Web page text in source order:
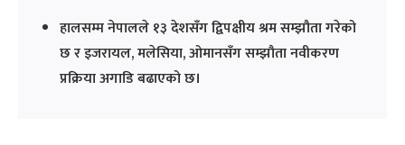
हालसम्म नेपालले १३ देशसँग द्विपक्षीय श्रम सम्झौता गरेको
छ र इजरायल, मलेसिया, ओमानसँग सम्झौता नवीकरण
प्रक्रिया अगाडि बढाएको छ।